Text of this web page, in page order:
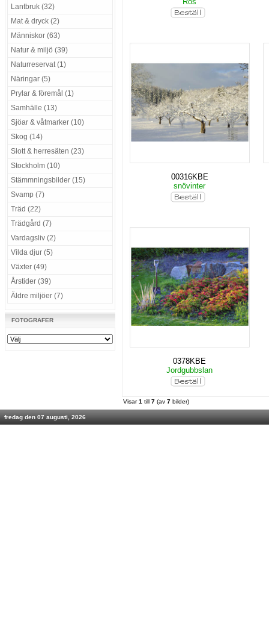
Lantbruk (32)
Mat & dryck (2)
Människor (63)
Natur & miljö (39)
Naturreservat (1)
Näringar (5)
Prylar & föremål (1)
Samhälle (13)
Sjöar & våtmarker (10)
Skog (14)
Slott & herresäten (23)
Stockholm (10)
Stämmningsbilder (15)
Svamp (7)
Träd (22)
Trädgård (7)
Vardagsliv (2)
Vilda djur (5)
Växter (49)
Årstider (39)
Äldre miljöer (7)
FOTOGRAFER
00316KBE
snövinter
0378KBE
Jordgubbslan
Visar1 till 7 (av 7 bilder)
fredag den 07 augusti, 2026